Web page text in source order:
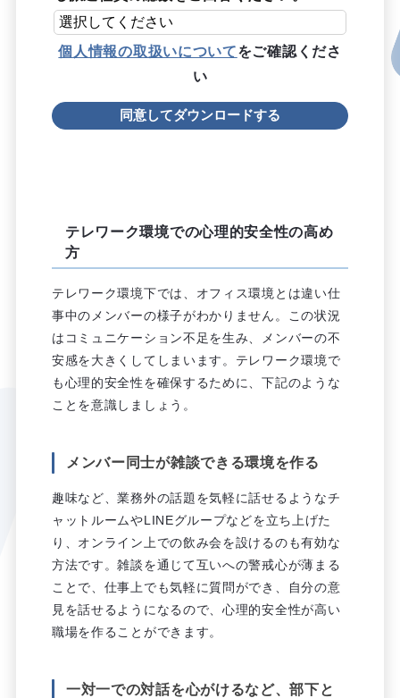
個人情報の取扱いについてをご確認くださ
い
テレワーク環境での心理的安全性の高め
方
テレワーク環境下では、オフィス環境とは違い仕
事中のメンバーの様子がわかりません。この状況
はコミュニケーション不足を生み、メンバーの不
安感を大きくしてしまいます。テレワーク環境で
も心理的安全性を確保するために、下記のような
ことを意識しましょう。
メンバー同士が雑談できる環境を作る
趣味など、業務外の話題を気軽に話せるようなチ
ャットルームやLINEグループなどを立ち上げた
り、オンライン上での飲み会を設けるのも有効な
方法です。雑談を通じて互いへの警戒心が薄まる
ことで、仕事上でも気軽に質問ができ、自分の意
見を話せるようになるので、心理的安全性が高い
職場を作ることができます。
一対一での対話を心がけるなど、部下と